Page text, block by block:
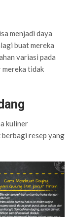
menjadi daya
buat mereka
variasi pada
mereka tidak
kuliner
berbagi resep yang